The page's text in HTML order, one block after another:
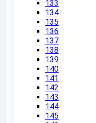
133
134
135
136
137
138
139
140
141
142
143
144
145